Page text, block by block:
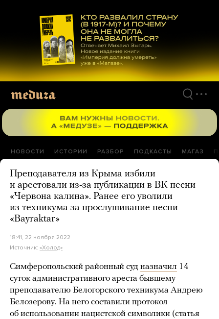
материалам
НОВОСТИ ИСТОРИИ РАЗБОР ПОДКАСТЫ МАГАЗ
Преподавателя из Крыма избили
и арестовали из-за публикации в ВК песни
«Червона калина». Ранее его уволили
из техникума за прослушивание песни
«Bayraktar»
18:41, 22 ноября 2022
Источник: «Холод»
Симферопольский районный суд назначил 14
суток административного ареста бывшему
преподавателю Белогорского техникума Андрею
Белозерову. На него составили протокол
об использовании нацистской символики (статья